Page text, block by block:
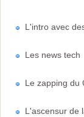
L'intro avec
Les news tech
Le zapping du
L'ascensur de